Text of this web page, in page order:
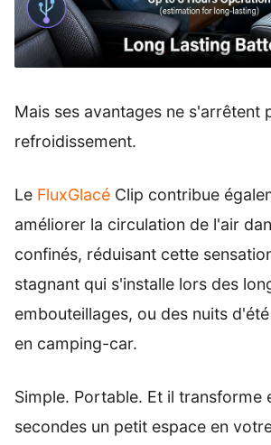
Mais ses avantages ne s'arrêtent
refroidissement.
Le FluxGlacé Clip contribue
améliorer la circulation de l'air
confinés, réduisant cette
stagnant qui s'installe lors des
embouteillages, ou des nuits
en camping-car.
Simple. Portable. Et il transforme
secondes un petit espace en